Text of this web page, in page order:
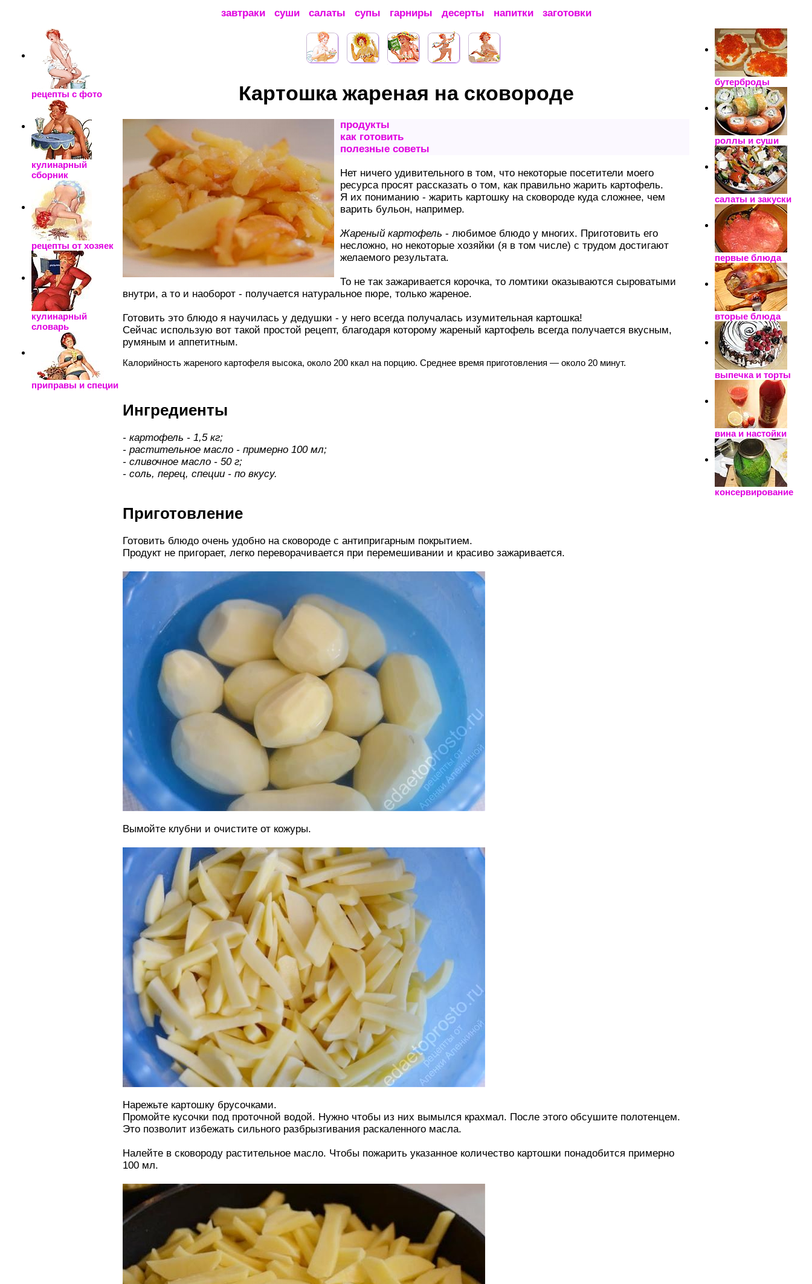
рецепты с фото
кулинарный
сборник
рецепты от хозяек
кулинарный
словарь
приправы и специи
завтраки суши салаты супы гарниры десерты напитки заготовки
Картошка жареная на сковороде
продукты
как готовить
полезные советы
Нет ничего удивительного в том, что некоторые посетители моего
ресурса просят рассказать о том, как правильно жарить картофель.
Я их пониманию - жарить картошку на сковороде куда сложнее, чем
варить бульон, например.
Жареный картофель - любимое блюдо у многих. Приготовить его
несложно, но некоторые хозяйки (я в том числе) с трудом достигают
желаемого результата.
То не так зажаривается корочка, то ломтики оказываются сыроватыми
внутри, а то и наоборот - получается натуральное пюре, только жареное.
Готовить это блюдо я научилась у дедушки - у него всегда получалась изумительная картошка!
Сейчас использую вот такой простой рецепт, благодаря которому жареный картофель всегда получается вкусным,
румяным и аппетитным.
Калорийность жареного картофеля высока, около 200 ккал на порцию. Среднее время приготовления — около 20 минут.
Ингредиенты
- картофель - 1,5 кг;
- растительное масло - примерно 100 мл;
- сливочное масло - 50 г;
- соль, перец, специи - по вкусу.
Приготовление
Готовить блюдо очень удобно на сковороде с антипригарным покрытием.
Продукт не пригорает, легко переворачивается при перемешивании и красиво зажаривается.
Вымойте клубни и очистите от кожуры.
Нарежьте картошку брусочками.
Промойте кусочки под проточной водой. Нужно чтобы из них вымылся крахмал. После этого обсушите полотенцем.
Это позволит избежать сильного разбрызгивания раскаленного масла.
Налейте в сковороду растительное масло. Чтобы пожарить указанное количество картошки понадобится примерно
100 мл.
бутерброды
роллы и суши
салаты и закуски
первые блюда
вторые блюда
выпечка и торты
вина и настойки
консервирование